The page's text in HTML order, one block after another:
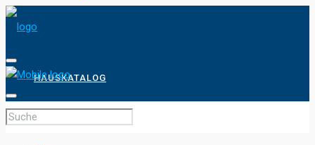
HAUSKATALOG
ANBIETER